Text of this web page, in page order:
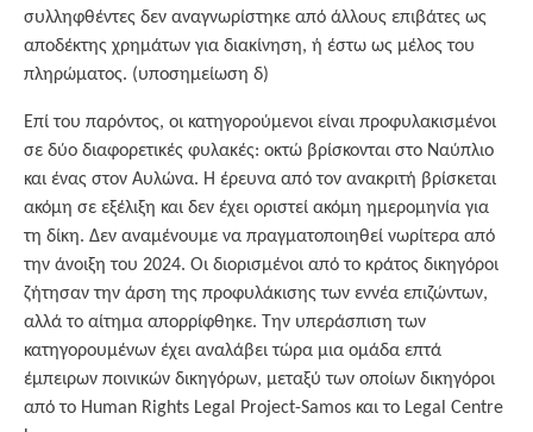
συλληφθέντες δεν αναγνωρίστηκε από άλλους επιβάτες ως
αποδέκτης χρημάτων για διακίνηση, ή έστω ως μέλος του
πληρώματος. (υποσημείωση δ)
Επί του παρόντος, οι κατηγορούμενοι είναι προφυλακισμένοι
σε δύο διαφορετικές φυλακές: οκτώ βρίσκονται στο Ναύπλιο
και ένας στον Αυλώνα. Η έρευνα από τον ανακριτή βρίσκεται
ακόμη σε εξέλιξη και δεν έχει οριστεί ακόμη ημερομηνία για
τη δίκη. Δεν αναμένουμε να πραγματοποιηθεί νωρίτερα από
την άνοιξη του 2024. Οι διορισμένοι από το κράτος δικηγόροι
ζήτησαν την άρση της προφυλάκισης των εννέα επιζώντων,
αλλά το αίτημα απορρίφθηκε. Την υπεράσπιση των
κατηγορουμένων έχει αναλάβει τώρα μια ομάδα επτά
έμπειρων ποινικών δικηγόρων, μεταξύ των οποίων δικηγόροι
από το Human Rights Legal Project-Samos και το Legal Centre